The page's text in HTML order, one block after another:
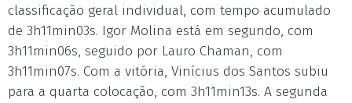
classificação geral individual, com tempo acumulado
de 3h11min03s. Igor Molina está em segundo, com
3h11min06s, seguido por Lauro Chaman, com
3h11min07s. Com a vitória, Vinícius dos Santos subiu
para a quarta colocação, com 3h11min13s. A segunda